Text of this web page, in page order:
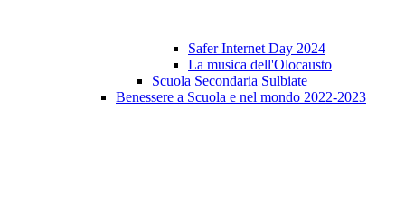
Safer Internet Day 2024
La musica dell'Olocausto
Scuola Secondaria Sulbiate
Benessere a Scuola e nel mondo 2022-2023